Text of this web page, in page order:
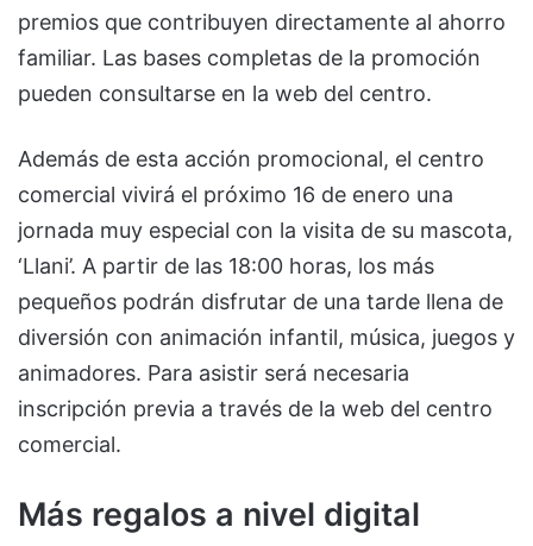
premios que contribuyen directamente al ahorro
familiar. Las bases completas de la promoción
pueden consultarse en la web del centro.
Además de esta acción promocional, el centro
comercial vivirá el próximo 16 de enero una
jornada muy especial con la visita de su mascota,
‘Llani’. A partir de las 18:00 horas, los más
pequeños podrán disfrutar de una tarde llena de
diversión con animación infantil, música, juegos y
animadores. Para asistir será necesaria
inscripción previa a través de la web del centro
comercial.
Más regalos a nivel digital